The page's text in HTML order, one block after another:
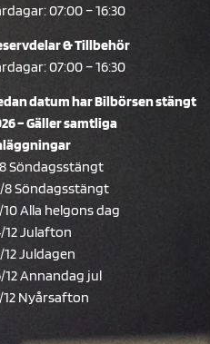
07:00 – 16:30
& Tillbehör
07:00 – 16:30
datum har Bilbörsen stängt
– Gäller samtliga
Söndagsstängt
8 Söndagsstängt
10 Alla helgons dag
12 Julafton
12 Juldagen
12 Annandag jul
12 Nyårsafton